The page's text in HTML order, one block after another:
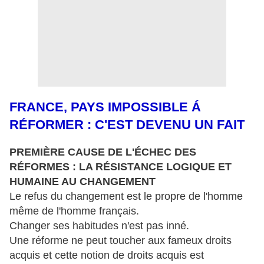
FRANCE, PAYS IMPOSSIBLE Á
RÉFORMER : C'EST DEVENU UN FAIT
PREMIÈRE CAUSE DE L'ÉCHEC DES
RÉFORMES : LA RÉSISTANCE LOGIQUE ET
HUMAINE AU CHANGEMENT
Le refus du changement est le propre de l'homme
même de l'homme français.
Changer ses habitudes n'est pas inné.
Une réforme ne peut toucher aux fameux droits
acquis et cette notion de droits acquis est